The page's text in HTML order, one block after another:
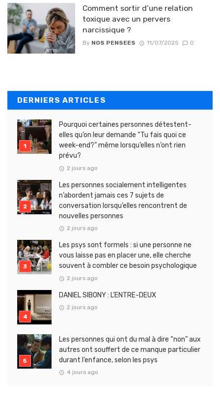
Comment sortir d’une relation
toxique avec un pervers
narcissique ?
By NOS PENSEES 11/07/2025 0
DERNIERS ARTICLES
Pourquoi certaines personnes détestent-
elles qu’on leur demande “Tu fais quoi ce
week-end?” même lorsqu’elles n’ont rien
prévu?
2 jours ago
Les personnes socialement intelligentes
n’abordent jamais ces 7 sujets de
conversation lorsqu’elles rencontrent de
nouvelles personnes
2 jours ago
Les psys sont formels : si une personne ne
vous laisse pas en placer une, elle cherche
souvent à combler ce besoin psychologique
2 jours ago
DANIEL SIBONY : L’ENTRE-DEUX
2 jours ago
Les personnes qui ont du mal à dire “non” aux
autres ont souffert de ce manque particulier
durant l’enfance, selon les psys
4 jours ago